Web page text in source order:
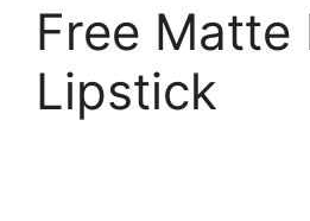
Free Matte
Lipstick